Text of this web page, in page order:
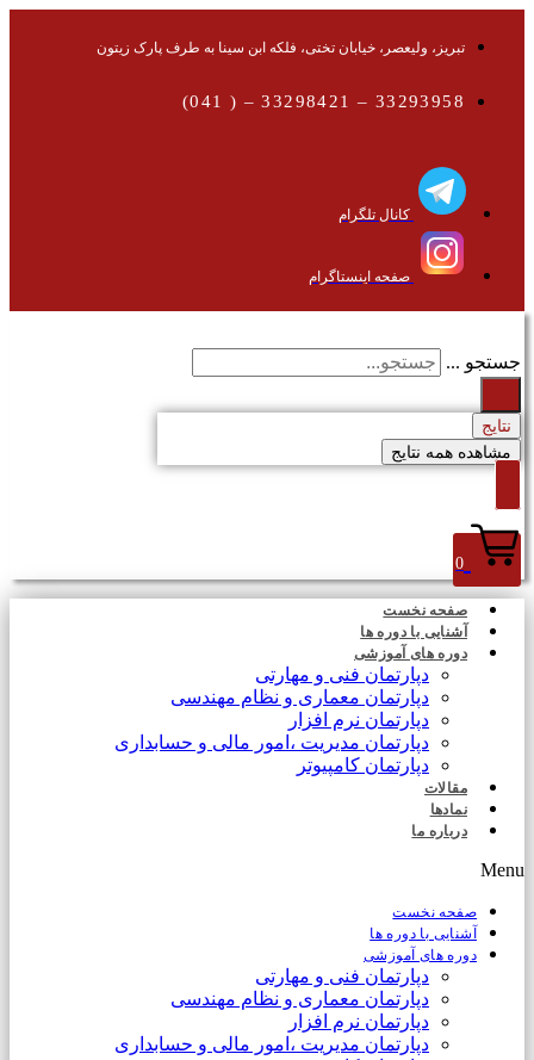
تبریز، ولیعصر، خیابان تختی، فلکه ابن سینا به طرف پارک زیتون
33293958 – 33298421 – ( 041)
کانال تلگرام
صفحه اینستاگرام
جستجو ...
نتایج
مشاهده همه نتایج
0
صفحه نخست
آشنایی با دوره ها
دوره های آموزشی
دپارتمان فنی و مهارتی
دپارتمان معماری و نظام مهندسی
دپارتمان نرم افزار
دپارتمان مدیریت ،امور مالی و حسابداری
دپارتمان کامپیوتر
مقالات
نمادها
درباره ما
Menu
صفحه نخست
آشنایی با دوره ها
دوره های آموزشی
دپارتمان فنی و مهارتی
دپارتمان معماری و نظام مهندسی
دپارتمان نرم افزار
دپارتمان مدیریت ،امور مالی و حسابداری